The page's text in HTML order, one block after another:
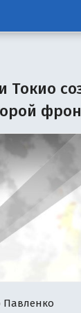
Токио